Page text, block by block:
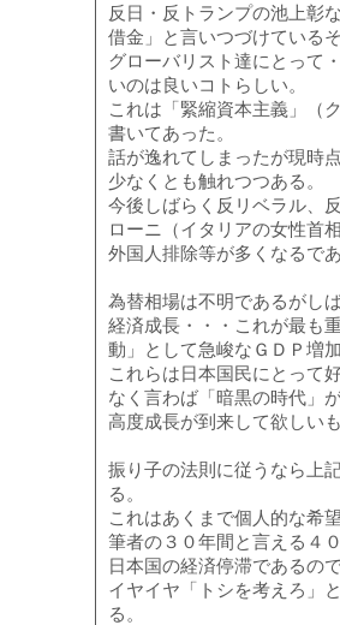
反日・反トランプの池上彰
借金」と言いつづけているそ
グローバリスト達にとって
いのは良いコトらしい。
これは「緊縮資本主義」（
書いてあった。
話が逸れてしまったが現時
少なくとも触れつつある。
今後しばらく反リベラル、
ローニ（イタリアの女性首
外国人排除等が多くなるであ
為替相場は不明であるがし
経済成長・・・これが最も
動」として急峻なＧＤＰ増
これらは日本国民にとって
なく言わば「暗黒の時代」
高度成長が到来して欲しいも
振り子の法則に従うなら上
る。
これはあくまで個人的な希
筆者の３０年間と言える４
日本国の経済停滞であるの
イヤイヤ「トシを考えろ」
る。